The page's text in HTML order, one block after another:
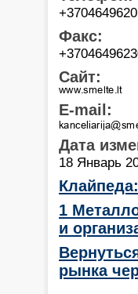
Факс:
Сайт:
E-mail:
Дата
18 Январь
1
и
рынка